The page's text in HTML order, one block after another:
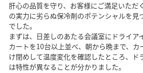
肝心の品質を守り、お客様にご満足いただ
の実力に劣らぬ保冷剤のポテンシャルを見
でした。
まずは、日差しのあたる会議室にドライア
カートを10台以上並べ、朝から晩まで、カ
け閉めして温度変化を確認したところ、ド
は特性が異なることが分かりました。